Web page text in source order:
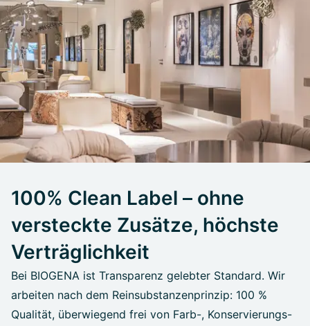
100% Clean Label – ohne
versteckte Zusätze, höchste
Verträglichkeit
Bei BIOGENA ist Transparenz gelebter Standard. Wir
arbeiten nach dem Reinsubstanzenprinzip: 100 %
Qualität, überwiegend frei von Farb-, Konservierungs-